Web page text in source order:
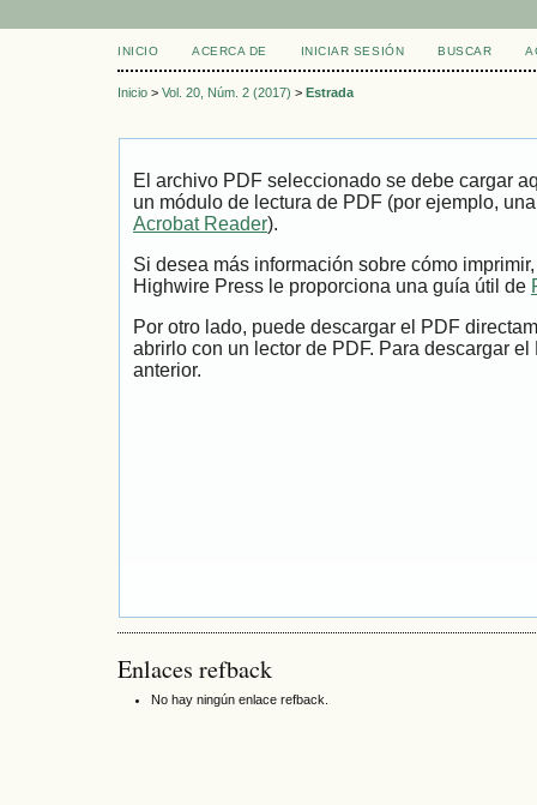
INICIO ACERCA DE INICIAR SESIÓN BUSCAR
Inicio > Vol. 20, Núm. 2 (2017) > Estrada
El archivo PDF seleccionado se debe cargar
un módulo de lectura de PDF (por ejemplo,
Acrobat Reader).
Si desea más información sobre cómo
Highwire Press le proporciona una guía útil de
Por otro lado, puede descargar el PDF
abrirlo con un lector de PDF. Para descargar
anterior.
Enlaces refback
No hay ningún enlace refback.